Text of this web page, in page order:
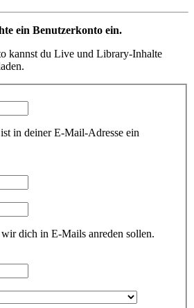
ein Benutzerkonto ein.
kannst du Live und Library-Inhalte
in deiner E-Mail-Adresse ein
dich in E-Mails anreden sollen.